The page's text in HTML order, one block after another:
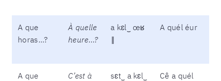
A que
horas...?
À quelle
heure…?
a kɛl‿ œʁ
‖
A quél éur
A que
C’est à
sɛt‿ a kɛl‿
Cê a quél